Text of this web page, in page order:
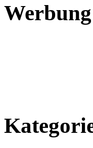
Werbung